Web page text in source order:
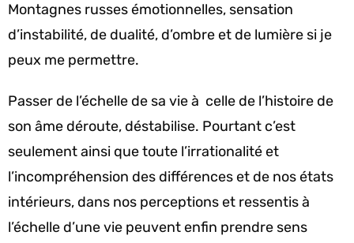
Montagnes russes émotionnelles, sensation
d’instabilité, de dualité, d’ombre et de lumière si je
peux me permettre.
Passer de l’échelle de sa vie à celle de l’histoire de
son âme déroute, déstabilise. Pourtant c’est
seulement ainsi que toute l’irrationalité et
l’incompréhension des différences et de nos états
intérieurs, dans nos perceptions et ressentis à
l’échelle d’une vie peuvent enfin prendre sens